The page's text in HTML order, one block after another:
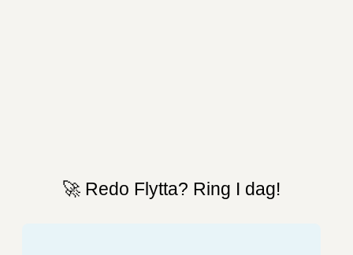
🚀 Redo Flytta? Ring I dag!